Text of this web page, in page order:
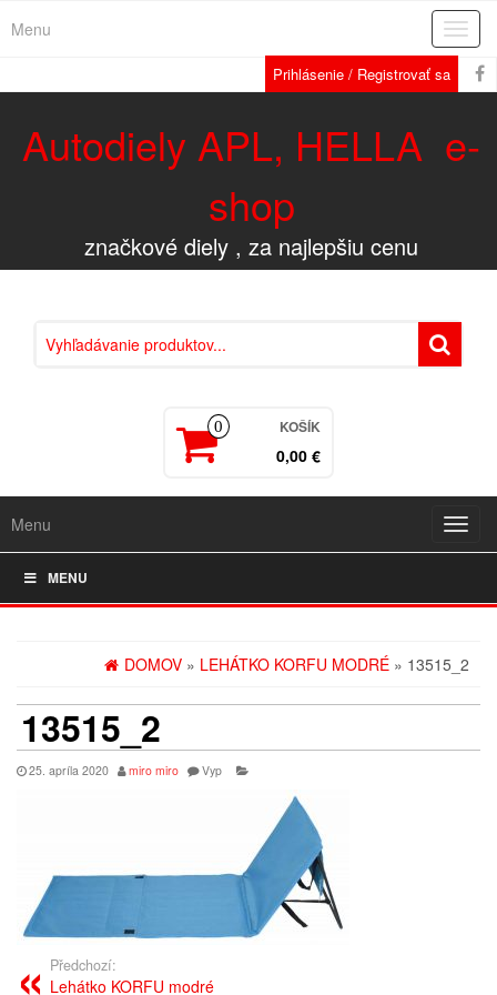
Menu
Prihlásenie / Registrovať sa
Autodiely APL, HELLA e-
shop
značkové diely , za najlepšiu cenu
0 KOŠÍK
0,00 €
Menu
MENU
DOMOV » LEHÁTKO KORFU MODRÉ » 13515_2
13515_2
25. apríla 2020 miro miro Vyp
Předchozí:
Lehátko KORFU modré